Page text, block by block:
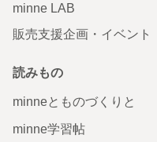
minne LAB
販売支援企画・イベント
読みもの
minneとものづくりと
minne学習帖